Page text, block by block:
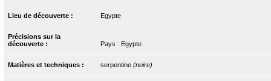
Lieu de découverte : Egypte
Précisions sur la
découverte :
Pays : Egypte
Matières et techniques : serpentine (noire)